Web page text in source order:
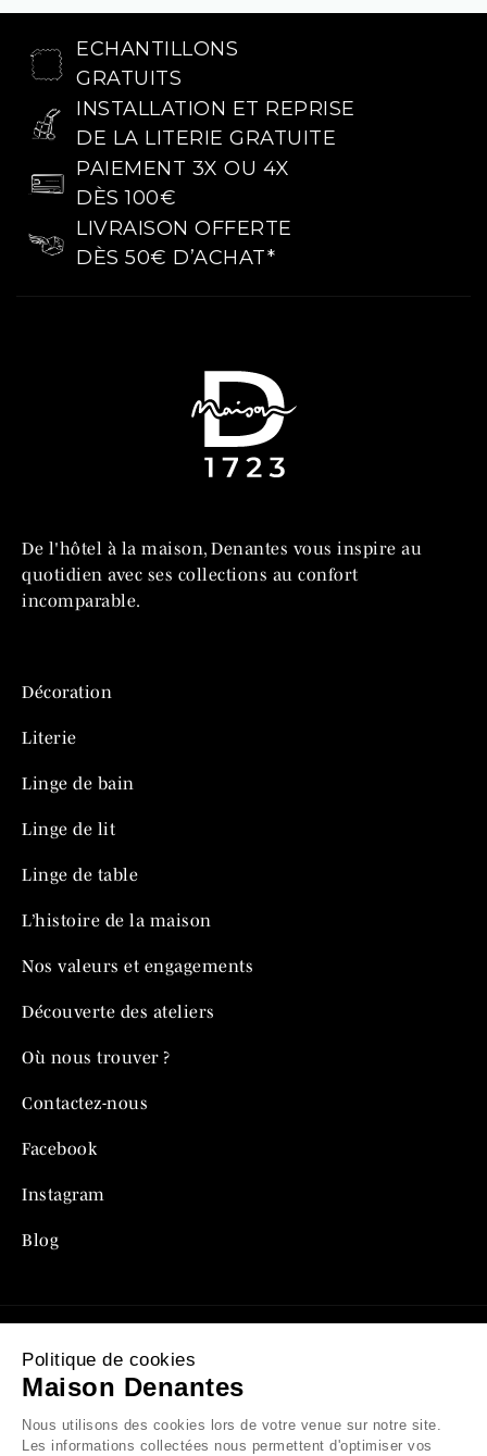
ECHANTILLONS
GRATUITS
INSTALLATION ET REPRISE
DE LA LITERIE GRATUITE
PAIEMENT 3X OU 4X
DÈS 100€
LIVRAISON OFFERTE
DÈS 50€ D’ACHAT*
De l'hôtel à la maison, Denantes vous inspire au
quotidien avec ses collections au confort
incomparable.
Décoration
Literie
Linge de bain
Linge de lit
Linge de table
L’histoire de la maison
Nos valeurs et engagements
Découverte des ateliers
Où nous trouver ?
Contactez-nous
Facebook
Instagram
Blog
Mentions légales
Politique de confidentialité
Politique de cookies
Maison Denantes
Nous utilisons des cookies lors de votre venue sur notre site.
Les informations collectées nous permettent d'optimiser vos